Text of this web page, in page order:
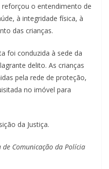
o entendimento de
à integridade física, à
das crianças.
foi conduzida à sede da
delito. As crianças
pela rede de proteção,
no imóvel para
da Justiça.
Comunicação da Polícia